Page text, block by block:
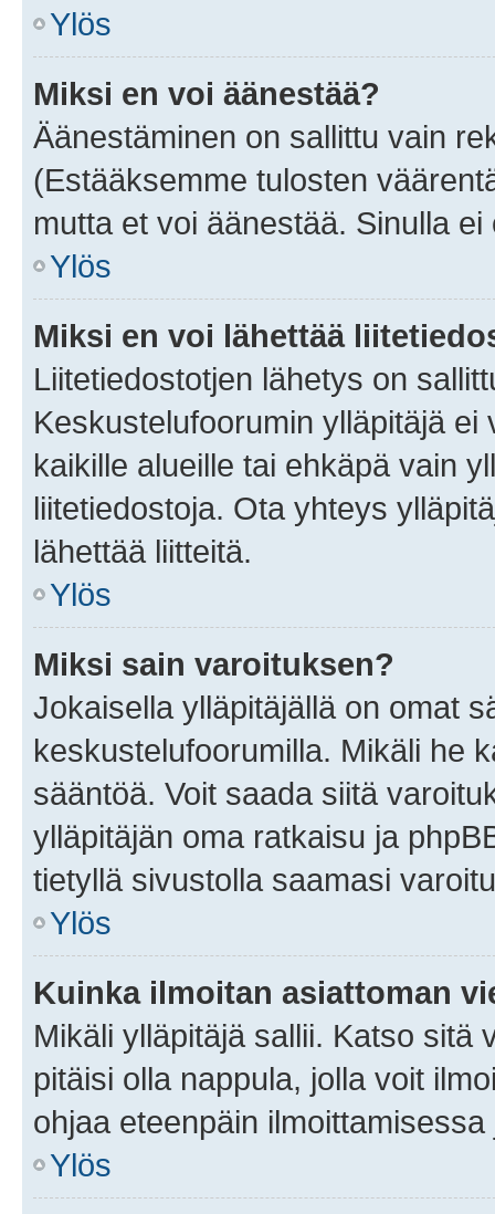
Ylös
Miksi en voi äänestää?
Äänestäminen on sallittu vain
(Estääksemme tulosten
mutta et voi äänestää. Sinulla
Ylös
Miksi en voi lähettää
Liitetiedostotjen lähetys on
Keskustelufoorumin ylläpitäjä
kaikille alueille tai ehkäpä vain
liitetiedostoja. Ota yhteys
lähettää liitteitä.
Ylös
Miksi sain varoituksen?
Jokaisella ylläpitäjällä on omat
keskustelufoorumilla. Mikäli he
sääntöä. Voit saada siitä
ylläpitäjän oma ratkaisu ja
tietyllä sivustolla saamasi
Ylös
Kuinka ilmoitan asiattoman
Mikäli ylläpitäjä sallii. Katso sitä
pitäisi olla nappula, jolla voit
ohjaa eteenpäin
Ylös